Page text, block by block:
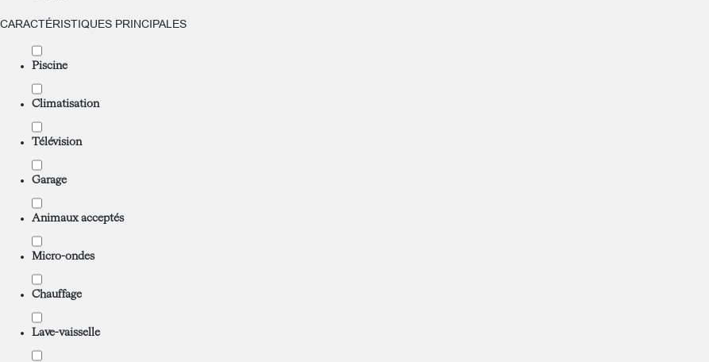
CARACTÉRISTIQUES PRINCIPALES
Piscine
Climatisation
Télévision
Garage
Animaux acceptés
Micro-ondes
Chauffage
Lave-vaisselle